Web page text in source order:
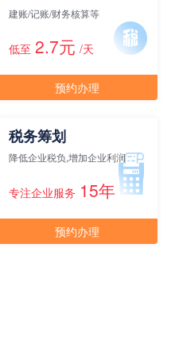
38505元/月/间
剩余 4间
40608元/月/间
剩余 2间
建账/记账/财务核算等
低至 2.7元 /天
预约办理
税务筹划
降低企业税负,增加企业利润
专注企业服务 15年
预约办理